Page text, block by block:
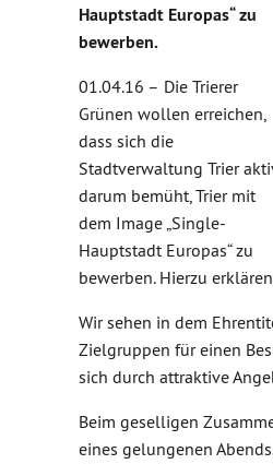
Hauptstadt Europas“ zu
bewerben.
01.04.16 – Die Trierer
Grünen wollen erreichen,
dass sich die
Stadtverwaltung Trier
darum bemüht, Trier mit
dem Image „Single-
Hauptstadt Europas“ zu
bewerben. Hierzu
Wir sehen in dem
Zielgruppen für einen
sich durch attraktive
Beim geselligen
eines gelungenen